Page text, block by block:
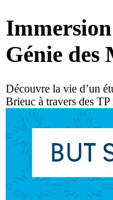
Génie
Découvre la vie d’un
Brieuc à travers des